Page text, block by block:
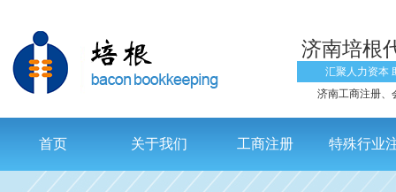
济南培根
汇聚人力资本
济南工商注册、
首页 关于我们 工商注册 特殊行业